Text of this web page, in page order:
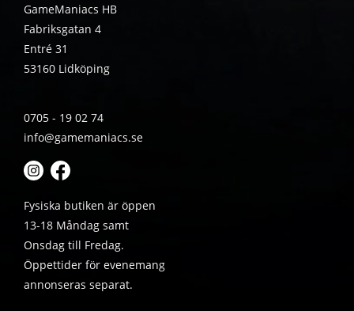
GameManiacs HB
Fabriksgatan 4
Entré 31
53160 Lidköping
0705 - 19 02 74
info@gamemaniacs.se
Fysiska butiken är öppen
13-18 Måndag samt
Onsdag till Fredag.
Öppettider för evenemang
annonseras separat.